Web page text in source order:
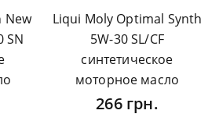
New
SN
Liqui Moly Optimal Synth
5W-30 SL/CF
синтетическое
моторное масло
266 грн.